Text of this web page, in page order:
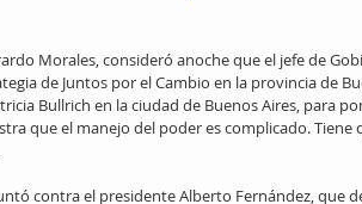
Morales, consideró anoche que el jefe de
de Juntos por el Cambio en la provincia de
Bullrich en la ciudad de Buenos Aires, para
que el manejo del poder es complicado.
contra el presidente Alberto Fernández, que